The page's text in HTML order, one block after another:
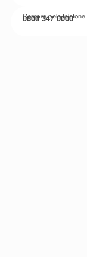
Compre pelo telefone
0800 347 0000